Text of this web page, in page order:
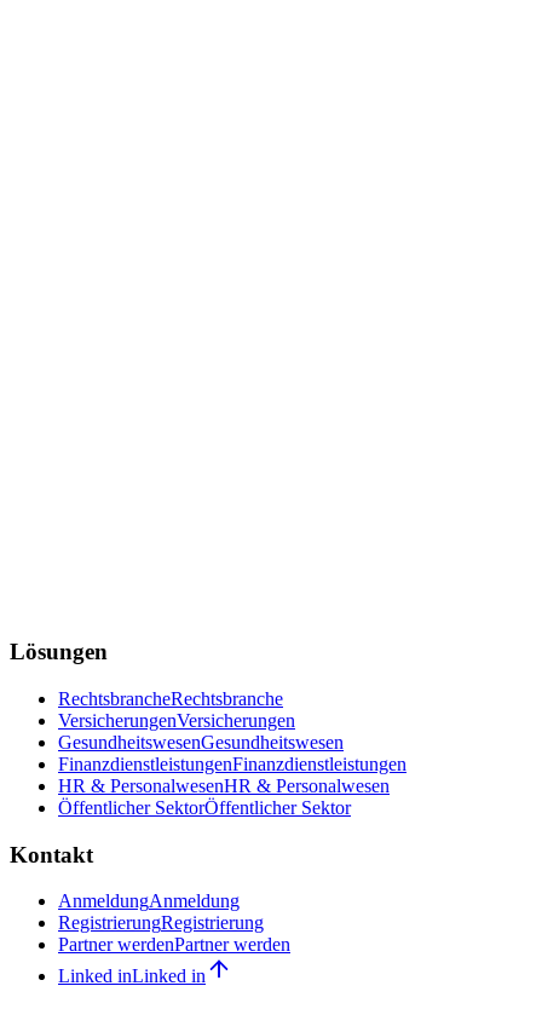
Lösungen
RechtsbrancheRechtsbranche
VersicherungenVersicherungen
GesundheitswesenGesundheitswesen
FinanzdienstleistungenFinanzdienstleistungen
HR & PersonalwesenHR & Personalwesen
Öffentlicher SektorÖffentlicher Sektor
Kontakt
AnmeldungAnmeldung
RegistrierungRegistrierung
Partner werdenPartner werden
Linked inLinked in